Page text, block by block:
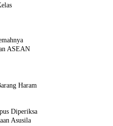
ASEAN
Haram
Diperiksa
Asusila